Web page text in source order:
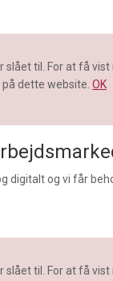
til. For at få vist
dette website. OK
digitalt og vi får
til. For at få vist